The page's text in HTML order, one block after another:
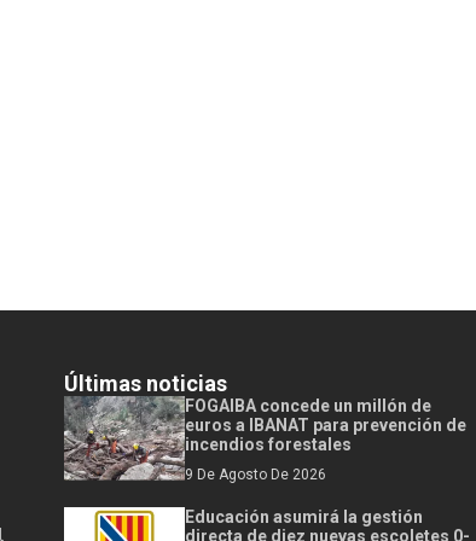
Últimas noticias
FOGAIBA concede un millón de
euros a IBANAT para prevención de
incendios forestales
9 De Agosto De 2026
Educación asumirá la gestión
directa de diez nuevas escoletes 0-